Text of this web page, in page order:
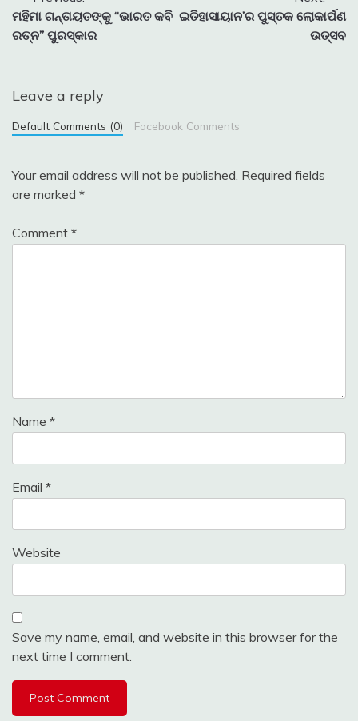
navigation
ମହିମା ଗନ୍ତାୟତଙ୍କୁ “ଭାରତ କବି
ରତ୍ନ” ପୁରସ୍କାର
ଇତିହାସାୟାନ’ର ପୁସ୍ତକ ଲୋକାର୍ପଣ
ଉତ୍ସବ
Leave a reply
Default Comments (0) Facebook Comments
Your email address will not be published. Required fields
are marked *
Comment *
Name *
Email *
Website
Save my name, email, and website in this browser for the
next time I comment.